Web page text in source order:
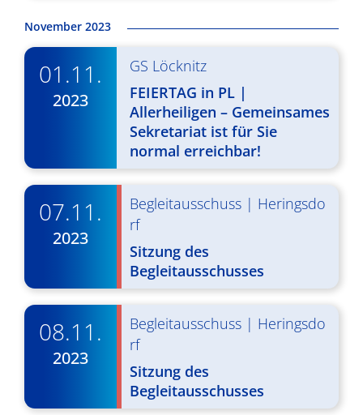
v
i
a
i
o
November 2023
01.11.
2023
GS Löcknitz
FEIERTAG in PL |
Allerheiligen – Gemeinsames
Sekretariat ist für Sie
normal erreichbar!
07.11.
2023
Begleitausschuss | Heringsdo
rf
Sitzung des
Begleitausschusses
08.11.
2023
Begleitausschuss | Heringsdo
rf
Sitzung des
Begleitausschusses